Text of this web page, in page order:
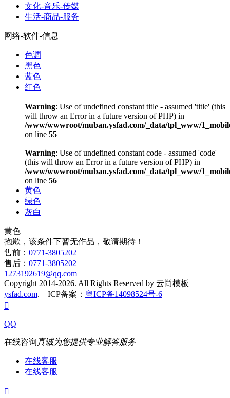
文化-音乐-传媒
生活-商品-服务
网络-软件-信息
色调
黑色
蓝色
红色
Warning: Use of undefined constant title - assumed 'title' (this
will throw an Error in a future version of PHP) in
/www/wwwroot/muban.ysfad.com/_data/tpl_www/
on line 55
Warning: Use of undefined constant code - assumed 'code'
(this will throw an Error in a future version of PHP) in
/www/wwwroot/muban.ysfad.com/_data/tpl_www/
on line 56
黄色
绿色
灰白
黄色
抱歉，该条件下暂无作品，敬请期待！
售前： 0771-3805202
售后： 0771-3805202
1273192619@qq.com
Copyright 2014-2026. All Rights Reserved by 云尚模板
ysfad.com. ICP备案： 粤ICP备14098524号-6

QQ
在线咨询真诚为您提供专业解答服务
在线客服
在线客服
